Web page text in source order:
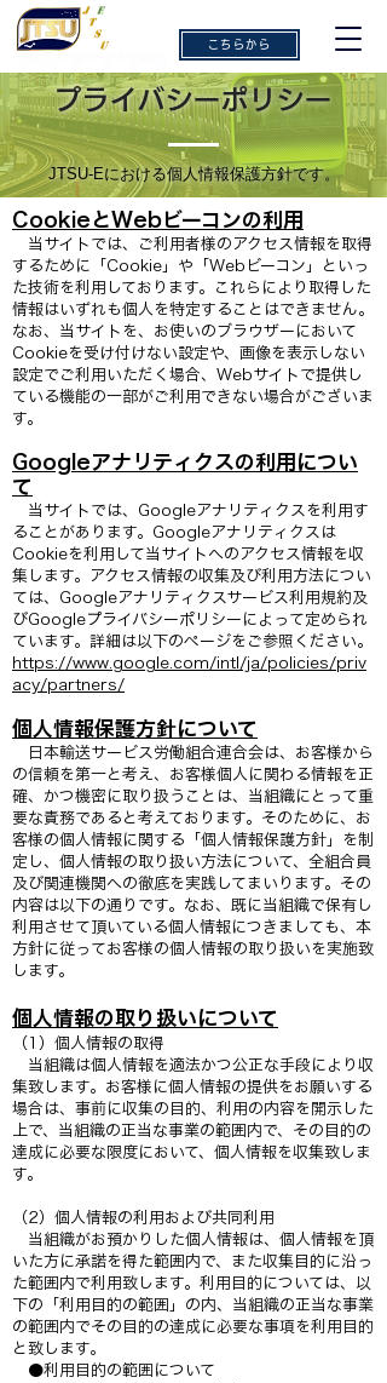
こちらから
プライバシーポリシー
JTSU-Eにおける個人情報保護方針です。
CookieとWebビーコンの利用
当サイトでは、ご利用者様のアクセス情報を取得
するために「Cookie」や「Webビーコン」といっ
た技術を利用しております。これらにより取得した
情報はいずれも個人を特定することはできません。
なお、当サイトを、お使いのブラウザーにおいて
Cookieを受け付けない設定や、画像を表示しない
設定でご利用いただく場合、Webサイトで提供し
ている機能の一部がご利用できない場合がございま
す。
Googleアナリティクスの利用につい
て
当サイトでは、Googleアナリティクスを利用す
ることがあります。Googleアナリティクスは
Cookieを利用して当サイトへのアクセス情報を収
集します。アクセス情報の収集及び利用方法につい
ては、Googleアナリティクスサービス利用規約及
びGoogleプライバシーポリシーによって定められ
ています。詳細は以下のページをご参照ください。
https://www.google.com/intl/ja/policies/priv
acy/partners/
個人情報保護方針について
日本輸送サービス労働組合連合会は、お客様から
の信頼を第一と考え、お客様個人に関わる情報を正
確、かつ機密に取り扱うことは、当組織にとって重
要な責務であると考えております。そのために、お
客様の個人情報に関する「個人情報保護方針」を制
定し、個人情報の取り扱い方法について、全組合員
及び関連機関への徹底を実践してまいります。その
内容は以下の通りです。なお、既に当組織で保有し
利用させて頂いている個人情報につきましても、本
方針に従ってお客様の個人情報の取り扱いを実施致
します。
個人情報の取り扱いについて
（1）個人情報の取得
当組織は個人情報を適法かつ公正な手段により収
集致します。お客様に個人情報の提供をお願いする
場合は、事前に収集の目的、利用の内容を開示した
上で、当組織の正当な事業の範囲内で、その目的の
達成に必要な限度において、個人情報を収集致しま
す。
（2）個人情報の利用および共同利用
当組織がお預かりした個人情報は、個人情報を頂
いた方に承諾を得た範囲内で、また収集目的に沿っ
た範囲内で利用致します。利用目的については、以
下の「利用目的の範囲」の内、当組織の正当な事業
の範囲内でその目的の達成に必要な事項を利用目的
と致します。
●利用目的の範囲について